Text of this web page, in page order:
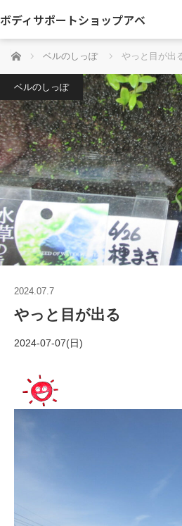
ボディサポートショップアベ
ホーム ベルのしっぽ やっと目が出
ベルのしっぽ
2024.07.7
やっと目が出る
2024-07-07(日)